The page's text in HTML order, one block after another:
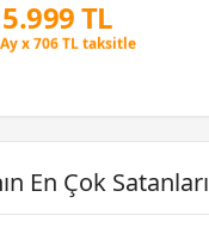
5.999 TL
Fiyatına 3 Taksit
En Çok Satanları